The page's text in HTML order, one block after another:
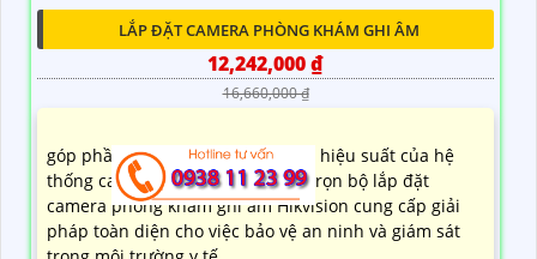
LẮP ĐẶT CAMERA PHÒNG KHÁM GHI ÂM
12,242,000 ₫
16,660,000 ₫
góp phần nâng cao chất lượng và hiệu suất của hệ
thống camera giám sát. Thiết kế trọn bộ lắp đặt
camera phòng khám ghi âm Hikvision cung cấp giải
pháp toàn diện cho việc bảo vệ an ninh và giám sát